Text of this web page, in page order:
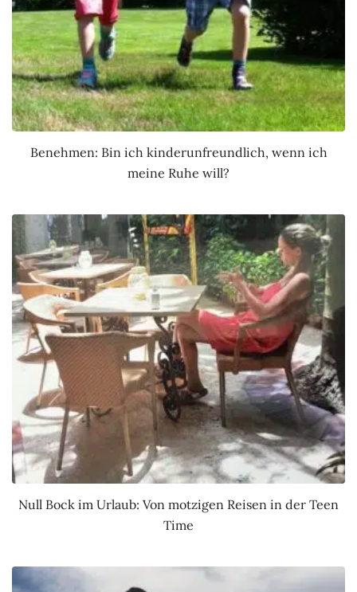
Benehmen: Bin ich kinderunfreundlich, wenn ich
meine Ruhe will?
Null Bock im Urlaub: Von motzigen Reisen in der Teen
Time